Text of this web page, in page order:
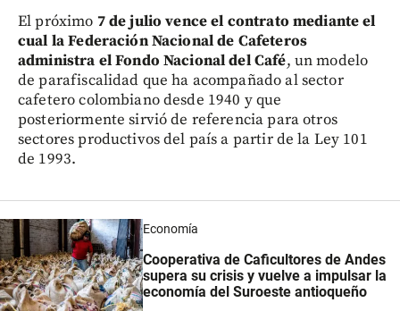
El próximo 7 de julio vence el contrato mediante el
cual la Federación Nacional de Cafeteros
administra el Fondo Nacional del Café, un modelo
de parafiscalidad que ha acompañado al sector
cafetero colombiano desde 1940 y que
posteriormente sirvió de referencia para otros
sectores productivos del país a partir de la Ley 101
de 1993.
Economía
Cooperativa de Caficultores de Andes
supera su crisis y vuelve a impulsar la
economía del Suroeste antioqueño